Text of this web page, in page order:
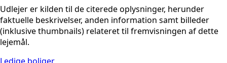
Udlejer er kilden til de citerede oplysninger, herunder
faktuelle beskrivelser, anden information samt billeder
(inklusive thumbnails) relateret til fremvisningen af dette
lejemål.
Ledige boliger